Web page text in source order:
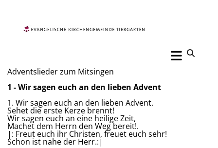
Adventslieder zum Mitsingen
1 - Wir sagen euch an den lieben Advent
1. Wir sagen euch an den lieben Advent.
Sehet die erste Kerze brennt!
Wir sagen euch an eine heilige Zeit,
Machet dem Herrn den Weg bereit!.
|: Freut euch ihr Christen, freuet euch sehr!
Schon ist nahe der Herr.:|